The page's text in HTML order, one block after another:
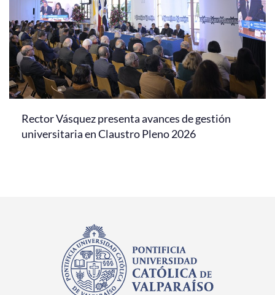
Rector Vásquez presenta avances de gestión
universitaria en Claustro Pleno 2026